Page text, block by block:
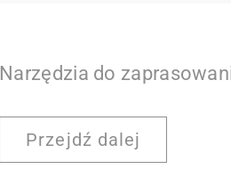
Narzędzia do
Przejdź dalej